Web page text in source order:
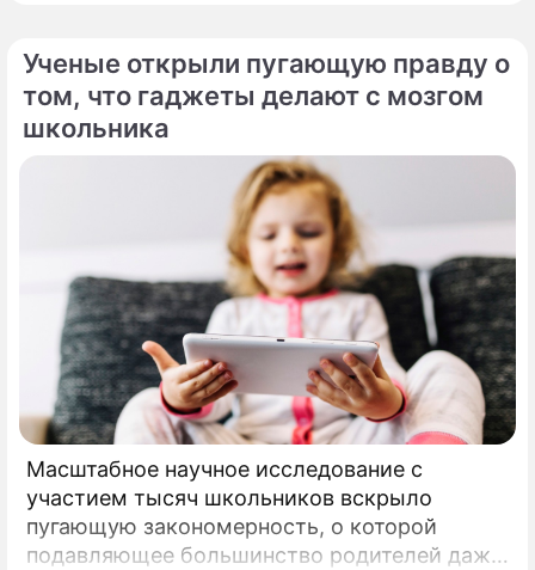
Ученые открыли пугающую правду о
том, что гаджеты делают с мозгом
школьника
Масштабное научное исследование с
участием тысяч школьников вскрыло
пугающую закономерность, о которой
подавляющее большинство родителей даже